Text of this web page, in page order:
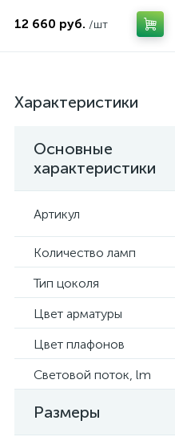
12 660 руб. /шт
Характеристики
Основные
характеристики
Артикул
Количество ламп
Тип цоколя
Цвет арматуры
Цвет плафонов
Световой поток, lm
Размеры